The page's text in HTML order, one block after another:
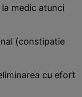
medic atunci
(constipatie
cu efort